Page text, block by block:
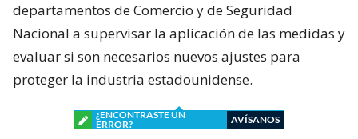
departamentos de Comercio y de Seguridad
Nacional a supervisar la aplicación de las medidas y
evaluar si son necesarios nuevos ajustes para
proteger la industria estadounidense.
¿ENCONTRASTE UN
ERROR?
AVÍSANOS